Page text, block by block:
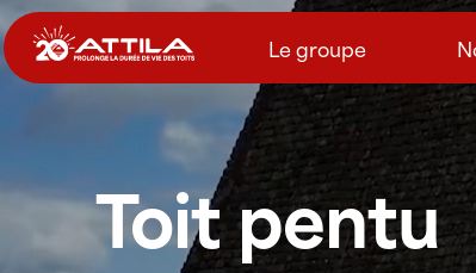
Passer
au
contenu
Le groupe
Toit pentu